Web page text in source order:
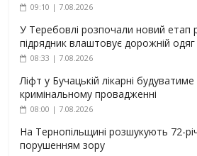
09:10 | 7.08.2026
У Теребовлі розпочали новий етап
підрядник влаштовує дорожній одяг
08:33 | 7.08.2026
Ліфт у Бучацькій лікарні
кримінальному провадженні
08:00 | 7.08.2026
На Тернопільщині розшукують 72-
порушенням зору